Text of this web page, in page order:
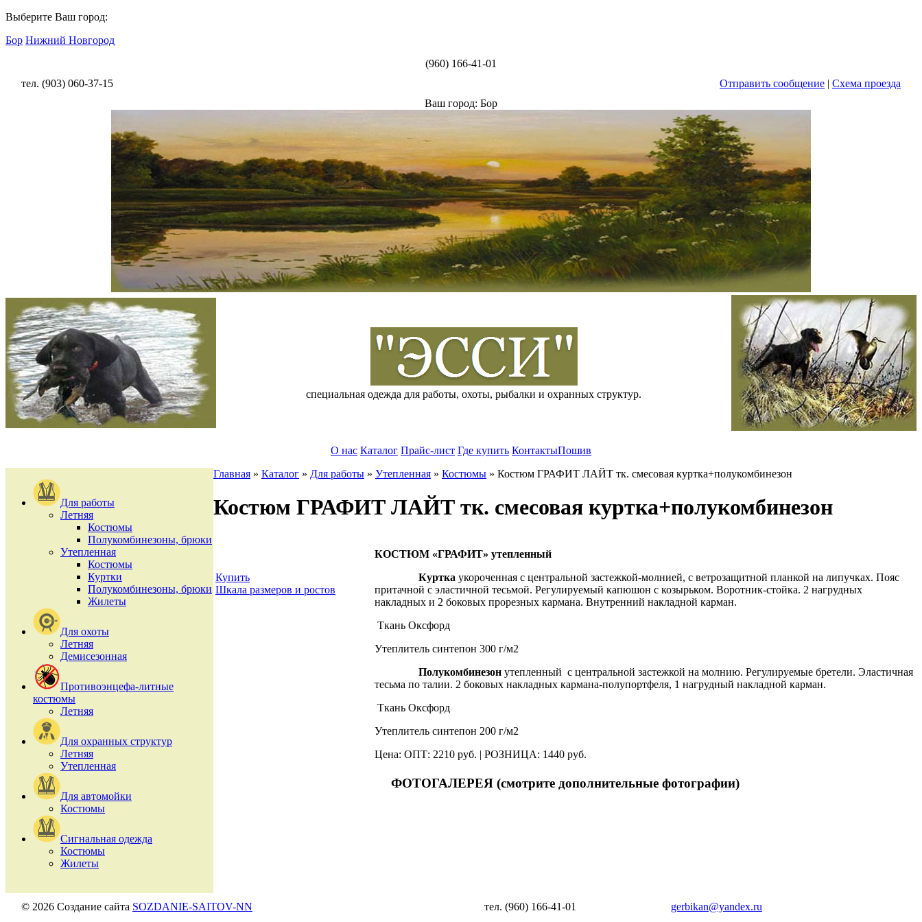
Выберите Ваш город:
Бор Нижний Новгород
(960) 166-41-01
тел. (903) 060-37-15
Отправить сообщение | Схема проезда
Ваш город: Бор
специальная одежда для работы, охоты, рыбалки и охранных структур.
О нас Каталог Прайс-лист Где купить КонтактыПошив
Для работы
Летняя
Костюмы
Полукомбинезоны, брюки
Утепленная
Костюмы
Куртки
Полукомбинезоны, брюки
Жилеты
Для охоты
Летняя
Демисезонная
Противоэнцефа-литные
костюмы
Летняя
Для охранных структур
Летняя
Утепленная
Для автомойки
Костюмы
Сигнальная одежда
Костюмы
Жилеты
Главная » Каталог » Для работы » Утепленная » Костюмы » Костюм ГРАФИТ ЛАЙТ тк. смесовая куртка+полукомбинезон
Костюм ГРАФИТ ЛАЙТ тк. смесовая куртка+полукомбинезон
Купить
Шкала размеров и ростов
КОСТЮМ «ГРАФИТ» утепленный
Куртка укороченная с центральной застежкой-молнией, с ветрозащитной планкой на липучках. Пояс
притачной с эластичной тесьмой. Регулируемый капюшон с козырьком. Воротник-стойка. 2 нагрудных
накладных и 2 боковых прорезных кармана. Внутренний накладной карман.
Ткань Оксфорд
Утеплитель синтепон 300 г/м2
Полукомбинезон утепленный с центральной застежкой на молнию. Регулируемые бретели. Эластичная
тесьма по талии. 2 боковых накладных кармана-полупортфеля, 1 нагрудный накладной карман.
Ткань Оксфорд
Утеплитель синтепон 200 г/м2
Цена: ОПТ: 2210 руб. | РОЗНИЦА: 1440 руб.
ФОТОГАЛЕРЕЯ (смотрите дополнительные фотографии)
© 2026 Создание сайта SOZDANIE-SAITOV-NN тел. (960) 166-41-01 gerbikan@yandex.ru